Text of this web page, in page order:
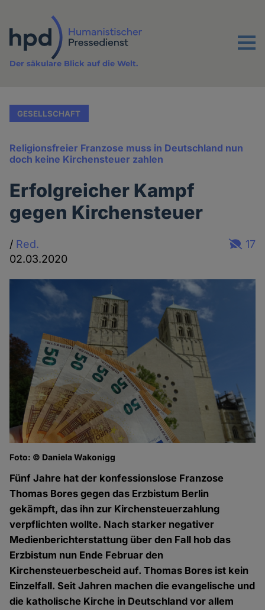
Inhalt
Menu
Der säkulare Blick auf die Welt.
GESELLSCHAFT
Religionsfreier Franzose muss in Deutschland nun
doch keine Kirchensteuer zahlen
Erfolgreicher Kampf
gegen Kirchensteuer
/ Red.
02.03.2020
17
Foto: © Daniela Wakonigg
Fünf Jahre hat der konfessionslose Franzose
Thomas Bores gegen das Erzbistum Berlin
gekämpft, das ihn zur Kirchensteuerzahlung
verpflichten wollte. Nach starker negativer
Medienberichterstattung über den Fall hob das
Erzbistum nun Ende Februar den
Kirchensteuerbescheid auf. Thomas Bores ist kein
Einzelfall. Seit Jahren machen die evangelische und
die katholische Kirche in Deutschland vor allem